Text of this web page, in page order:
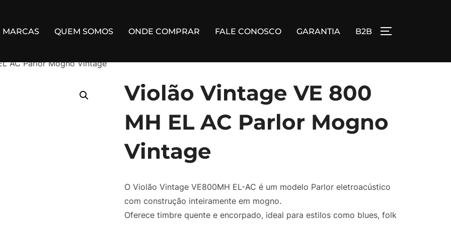
MARCAS QUEM SOMOS ONDE COMPRAR FALE CONOSCO GARANTIA B2B ALTERNAR
AC Parlor Mogno Vintage
Violão Vintage VE 800
MH EL AC Parlor Mogno
Vintage
O Violão Vintage VE800MH EL-AC é um modelo Parlor eletroacústico
com construção inteiramente em mogno.
Oferece timbre quente e encorpado, ideal para estilos como blues, folk